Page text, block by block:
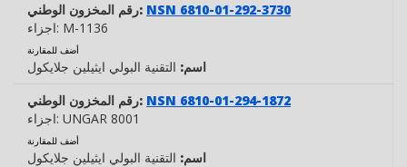
رقم المخزون الوطني: NSN 6810-01-292-3730
اجزاء: M-1136
أضف للمقارنة
اسم: التقنية البولي ايثيلين جلايكول
رقم المخزون الوطني: NSN 6810-01-294-1872
اجزاء: UNGAR 8001
أضف للمقارنة
اسم: التقنية البولي ايثيلين جلايكول